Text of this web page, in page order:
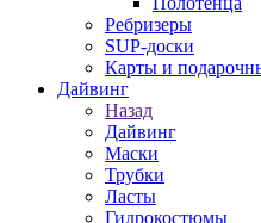
Ребризеры
SUP-доски
Карты и
Дайвинг
Назад
Дайвинг
Маски
Трубки
Ласты
Гидрокостюмы